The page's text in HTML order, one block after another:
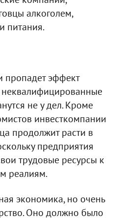
алкоголем,
питания.
пропадет эффект
неквалифицированные
не у дел. Кроме
инвесткомпании
продолжит расти в
предприятия
трудовые ресурсы к
реалиям.
экономика, но очень
Оно должно было